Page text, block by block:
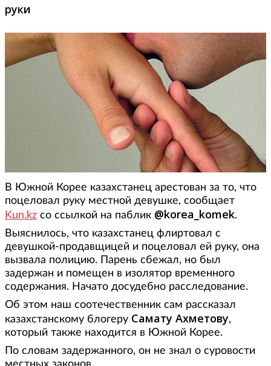
руки
В Южной Корее казахстанец арестован за то, что
поцеловал руку местной девушке, сообщает
Kun.kz со ссылкой на паблик @korea_komek.
Выяснилось, что казахстанец флиртовал с
девушкой-продавщицей и поцеловал ей руку, она
вызвала полицию. Парень сбежал, но был
задержан и помещен в изолятор временного
содержания. Начато досудебно расследование.
Об этом наш соотечественник сам рассказал
казахстанскому блогеру Самату Ахметову,
который также находится в Южной Корее.
По словам задержанного, он не знал о суровости